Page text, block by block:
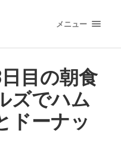
メニュー
目の朝食
ズでハム
ドーナッ